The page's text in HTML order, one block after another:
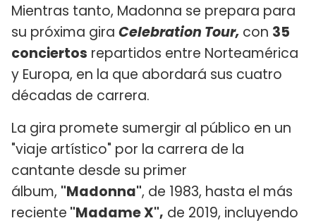
Mientras tanto, Madonna se prepara para
su próxima gira Celebration Tour, con 35
conciertos repartidos entre Norteamérica
y Europa, en la que abordará sus cuatro
décadas de carrera.
La gira promete sumergir al público en un
"viaje artístico" por la carrera de la
cantante desde su primer
álbum, "Madonna", de 1983, hasta el más
reciente "Madame X", de 2019, incluyendo